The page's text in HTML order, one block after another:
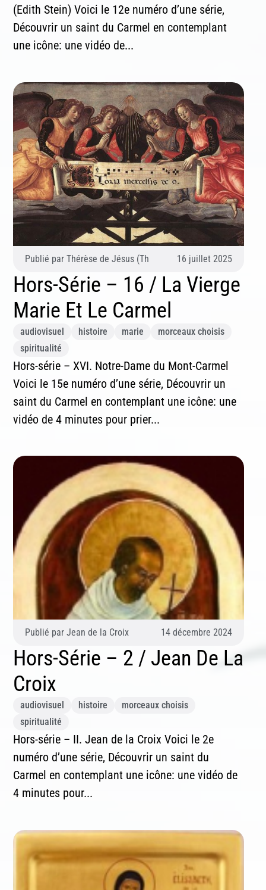
(Edith Stein) Voici le 12e numéro d’une série,
Découvrir un saint du Carmel en contemplant
une icône: une vidéo de...
Publié par Thérèse de Jésus (Thérèse d'Avila)16 juillet 2025
Hors-Série – 16 / La Vierge
Marie Et Le Carmel
audiovisuel histoire marie
morceaux choisis
spiritualité
Hors-série – XVI. Notre-Dame du Mont-Carmel
Voici le 15e numéro d’une série, Découvrir un
saint du Carmel en contemplant une icône: une
vidéo de 4 minutes pour prier...
Publié par Jean de la Croix 14 décembre 2024
Hors-Série – 2 / Jean De La
Croix
audiovisuel histoire
morceaux choisis
spiritualité
Hors-série – II. Jean de la Croix Voici le 2e
numéro d’une série, Découvrir un saint du
Carmel en contemplant une icône: une vidéo de
4 minutes pour...